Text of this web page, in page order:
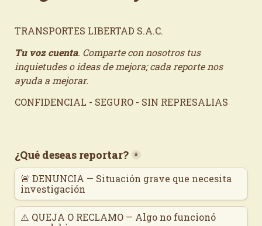
TRANSPORTES LIBERTAD S.A.C.
Tu voz cuenta. Comparte con nosotros tus
inquietudes o ideas de mejora; cada reporte nos
ayuda a mejorar.
CONFIDENCIAL - SEGURO - SIN REPRESALIAS
¿Qué deseas reportar? *
🚨 DENUNCIA — Situación grave que necesita
investigación
⚠️ QUEJA O RECLAMO — Algo no funcionó